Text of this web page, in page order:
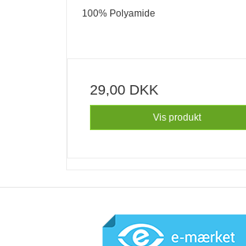
100% Polyamide
29,00 DKK
Vis produkt